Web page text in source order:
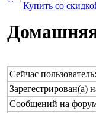
Купить со
Домашняя
Сейчас пользователь:
Зарегестрирован(а)
Сообщений на